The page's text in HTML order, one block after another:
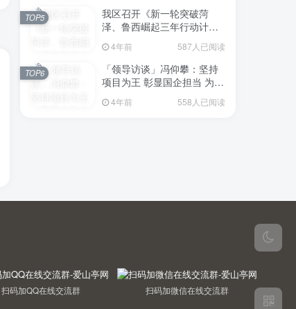
我区召开《新一轮突破菏
泽、鲁西崛起三年行动计划
意见稿）政策分析研判会议
4年前 587人已阅读
TOP5
「领导访谈」冯仰攀：坚持
项目为王 彰显国企担当 为全
点项目建设贡献“交发力量”
4年前 558人已阅读
TOP6
扫码加QQ在线交流群 扫码加微信在线交流群